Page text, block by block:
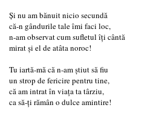
Și nu am bănuit nicio secundă
că-n gândurile tale îmi faci loc,
n-am observat cum sufletul îți cântă
mirat și el de atâta noroc!
Tu iartă-mă că n-am știut să fiu
un strop de fericire pentru tine,
că am intrat în viața ta târziu,
ca să-ți rămân o dulce amintire!